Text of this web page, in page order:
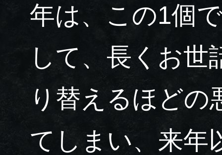
年は、この1個
して、長くお世
り替えるほどの
てしまい、来年